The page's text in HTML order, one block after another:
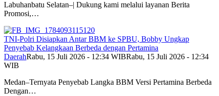
Labuhanbatu Selatan–| Dukung kami melalui layanan Berita
Promosi,…
TNI-Polri Disiapkan Antar BBM ke SPBU, Bobby Ungkap
Penyebab Kelangkaan Berbeda dengan Pertamina
DaerahRabu, 15 Juli 2026 - 12:34 WIBRabu, 15 Juli 2026 - 12:34
WIB
Medan–Ternyata Penyebab Langka BBM Versi Pertamina Berbeda
Dengan…